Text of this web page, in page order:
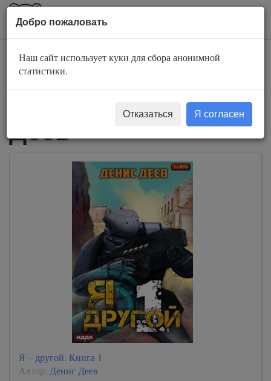
AuBook.org
Слушать
аудиокниги Денис
Деев
Я – другой. Книга 1
Автор: Денис Деев
Добро пожаловать
Наш сайт использует куки для сбора анонимной
статистики.
Отказаться Я согласен